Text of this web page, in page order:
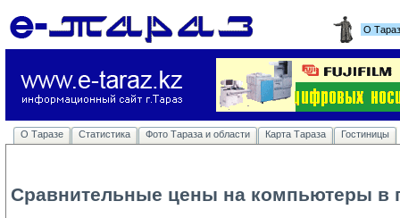
О
О Таразе Статистика Фото Тараза и области Карта Тараза Гостиницы
Сравнительные цены на компьютеры в